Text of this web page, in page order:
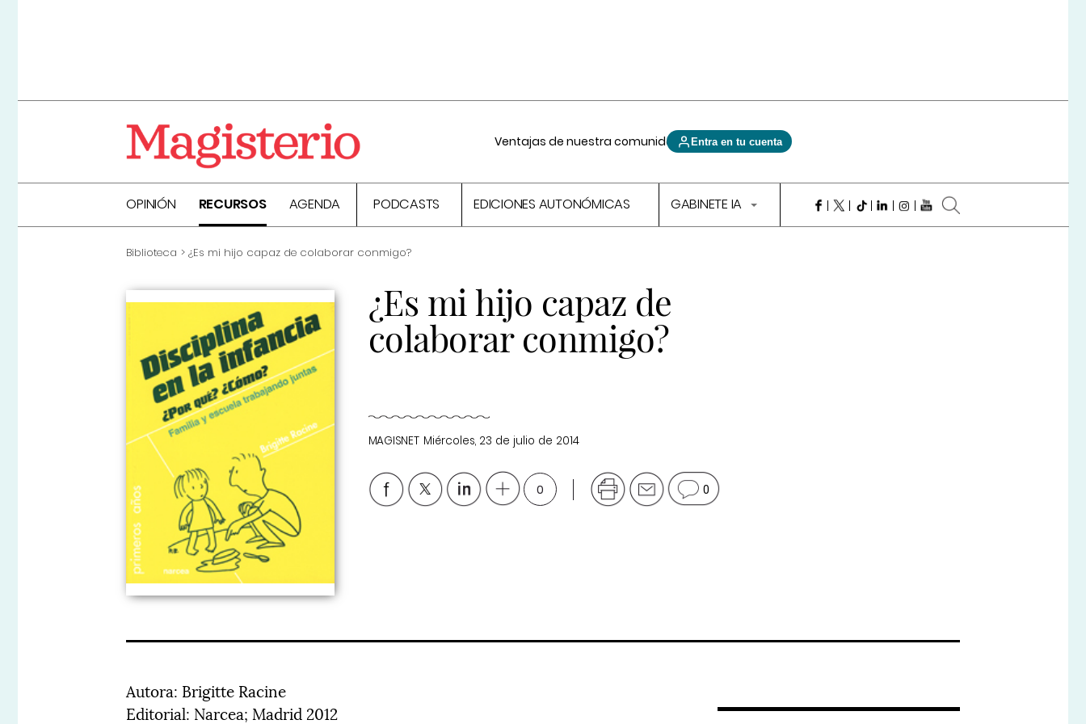
Ventajas de nuestra comunidad Entra en tu cuenta
OPINIÓN RECURSOS AGENDA PODCASTS EDICIONES AUTONÓMICAS GABINETE IA
Biblioteca ¿Es mi hijo capaz de colaborar conmigo?
¿Es mi hijo capaz de
colaborar conmigo?
MAGISNET Miércoles, 23 de julio de 2014
0 0
Autora: Brigitte Racine
Editorial: Narcea; Madrid 2012